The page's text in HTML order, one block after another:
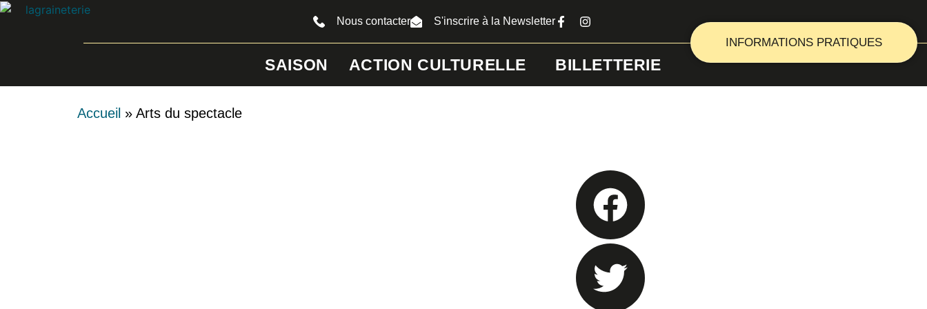
Nous contacter S'inscrire à la Newsletter
INFORMATIONS PRATIQUES
SAISON ACTION CULTURELLE BILLETTERIE
Accueil » Arts du spectacle